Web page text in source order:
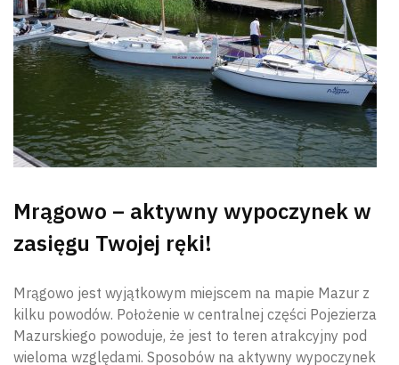
Mrągowo – aktywny wypoczynek w
zasięgu Twojej ręki!
Mrągowo jest wyjątkowym miejscem na mapie Mazur z
kilku powodów. Położenie w centralnej części Pojezierza
Mazurskiego powoduje, że jest to teren atrakcyjny pod
wieloma względami. Sposobów na aktywny wypoczynek